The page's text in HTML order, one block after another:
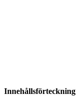
Innehållsförteckning